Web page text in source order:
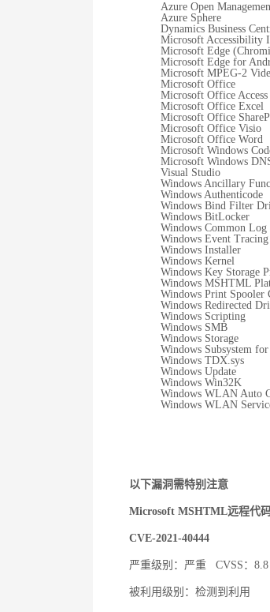
Azure Open
Azure Sphere
Dynamics Business
Microsoft Accessibility
Microsoft Edge
Microsoft Edge for
Microsoft MPEG-2
Microsoft Office
Microsoft Office Access
Microsoft Office Excel
Microsoft Office
Microsoft Office Visio
Microsoft Office Word
Microsoft Windows
Microsoft Windows
Visual Studio
Windows Ancillary
Windows Authenticode
Windows Bind Filter
Windows BitLocker
Windows Common
Windows Event Tracing
Windows Installer
Windows Kernel
Windows Key Storage
Windows MSHTML
Windows Print Spooler
Windows Redirected
Windows Scripting
Windows SMB
Windows Storage
Windows Subsystem
Windows TDX.sys
Windows Update
Windows Win32K
Windows WLAN Auto
Windows WLAN
以下漏洞需特别注意
Microsoft MSHTML远程代
CVE-2021-40444
严重级别：严重CVSS ： 8.8
被利用级别：检测到利用
窃密病毒伪装Windows激活程序 盗